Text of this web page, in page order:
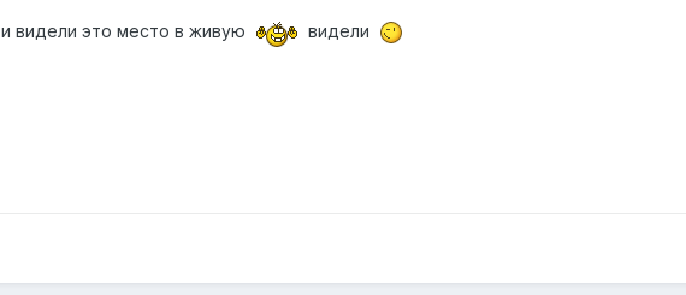
и видели это место в живую видели